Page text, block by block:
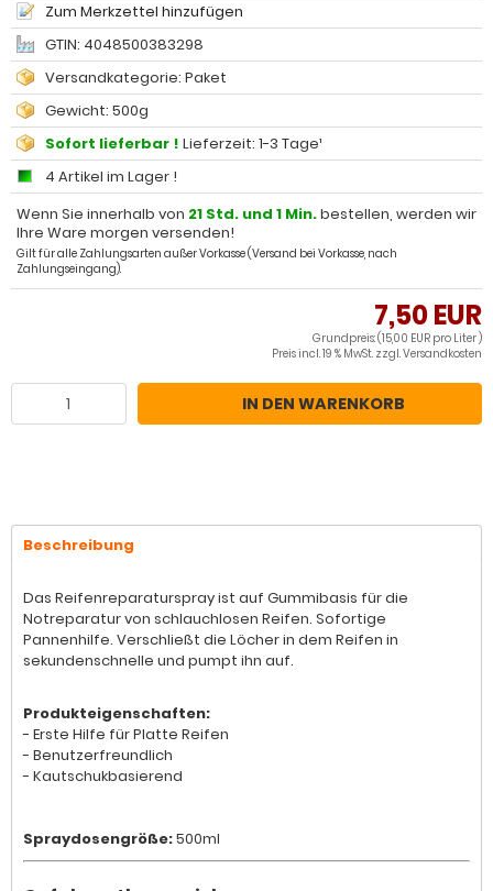
Zum Merkzettel hinzufügen
GTIN: 4048500383298
Versandkategorie: Paket
Gewicht: 500g
Sofort lieferbar ! Lieferzeit: 1-3 Tage¹
4 Artikel im Lager !
Wenn Sie innerhalb von 21 Std. und 1 Min.bestellen, werden wir
Ihre Ware morgen versenden!
Gilt für alle Zahlungsarten außer Vorkasse (Versand bei Vorkasse, nach
Zahlungseingang).
7,50 EUR
Grundpreis: (15,00 EUR pro Liter )
Preis incl. 19 % MwSt. zzgl.Versandkosten
IN DEN WARENKORB
Beschreibung
Das Reifenreparaturspray ist auf Gummibasis für die
Notreparatur von schlauchlosen Reifen. Sofortige
Pannenhilfe. Verschließt die Löcher in dem Reifen in
sekundenschnelle und pumpt ihn auf.
Produkteigenschaften:
- Erste Hilfe für Platte Reifen
- Benutzerfreundlich
- Kautschukbasierend
Spraydosengröße:500ml